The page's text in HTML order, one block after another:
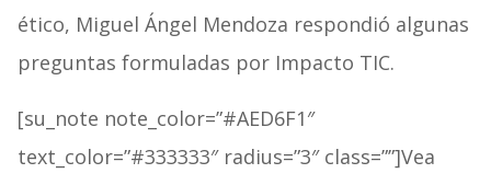
ético, Miguel Ángel Mendoza respondió algunas
preguntas formuladas por Impacto TIC.
[su_note note_color=”#AED6F1″
text_color=”#333333″ radius=”3″ class=””]Vea